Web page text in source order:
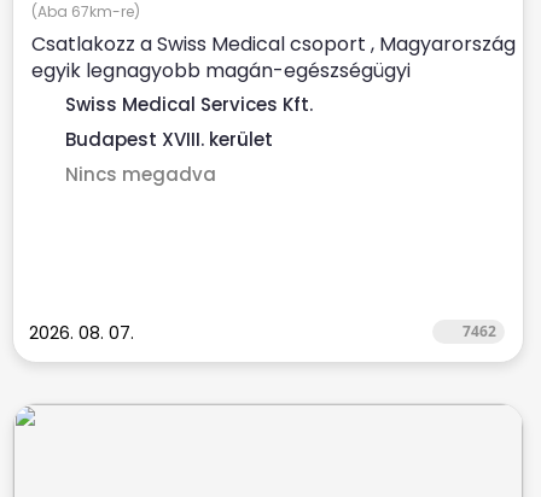
(Aba 67km-re)
Csatlakozz a Swiss Medical csoport , Magyarország
egyik legnagyobb magán-egészségügyi
szolgáltatójához ...
Swiss Medical Services Kft.
Budapest XVIII. kerület
Nincs megadva
2026. 08. 07. 7462